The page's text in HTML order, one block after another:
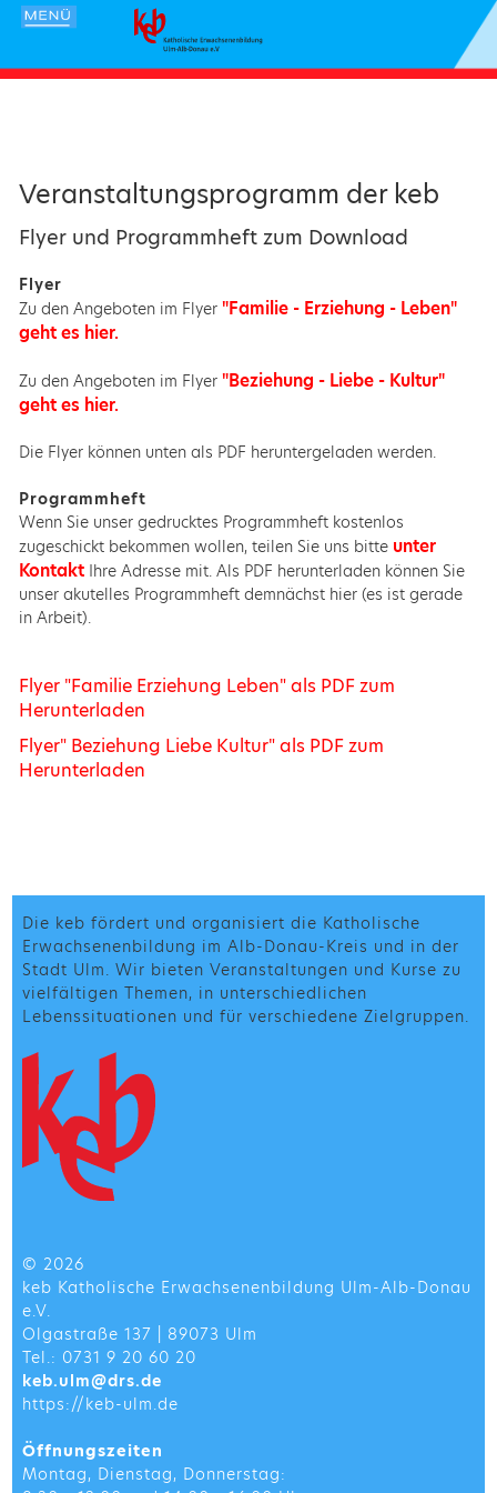
Veranstaltungsprogramm der keb
Flyer und Programmheft zum Download
Flyer
Zu den Angeboten im Flyer "Familie - Erziehung - Leben"
geht es hier.
Zu den Angeboten im Flyer "Beziehung - Liebe - Kultur"
geht es hier.
Die Flyer können unten als PDF heruntergeladen werden.
Programmheft
Wenn Sie unser gedrucktes Programmheft kostenlos
zugeschickt bekommen wollen, teilen Sie uns bitte unter
Kontakt Ihre Adresse mit. Als PDF herunterladen können Sie
unser akutelles Programmheft demnächst hier (es ist gerade
in Arbeit).
Flyer "Familie Erziehung Leben" als PDF zum
Herunterladen
Flyer" Beziehung Liebe Kultur" als PDF zum
Herunterladen
Die keb fördert und organisiert die Katholische
Erwachsenenbildung im Alb-Donau-Kreis und in der
Stadt Ulm. Wir bieten Veranstaltungen und Kurse zu
vielfältigen Themen, in unterschiedlichen
Lebenssituationen und für verschiedene Zielgruppen.
© 2026
keb Katholische Erwachsenenbildung Ulm-Alb-Donau
e.V.
Olgastraße 137 | 89073 Ulm
Tel.: 0731 9 20 60 20
keb.ulm@drs.de
https://keb-ulm.de
Öffnungszeiten
Montag, Dienstag, Donnerstag: